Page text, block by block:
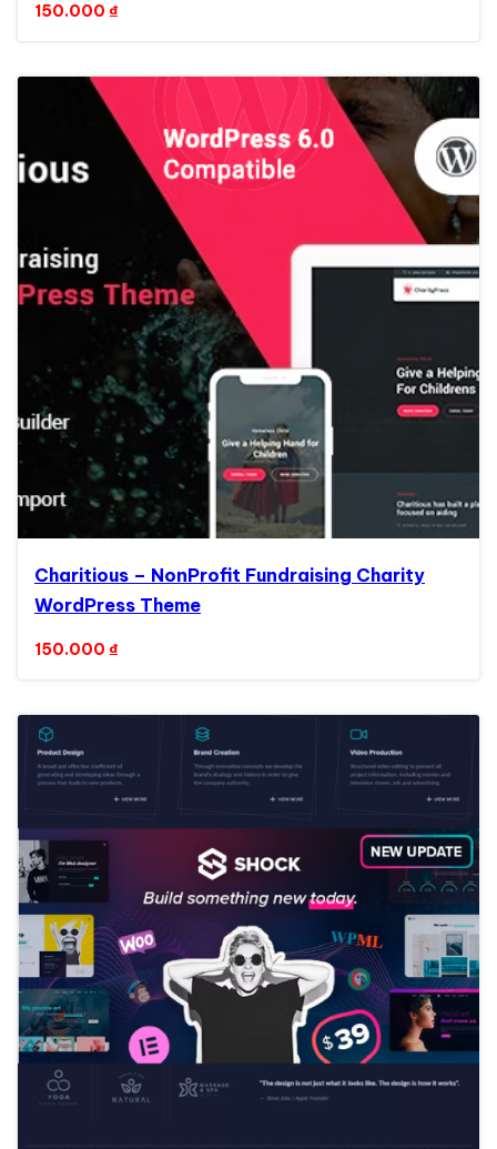
150.000 ₫
Charitious – NonProfit Fundraising Charity
WordPress Theme
150.000 ₫